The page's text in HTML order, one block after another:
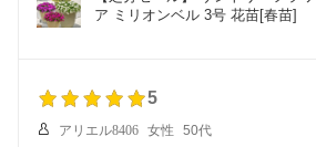
ア ミリオンベル 3号 花苗[春苗]
5
アリエル8406 女性 50代